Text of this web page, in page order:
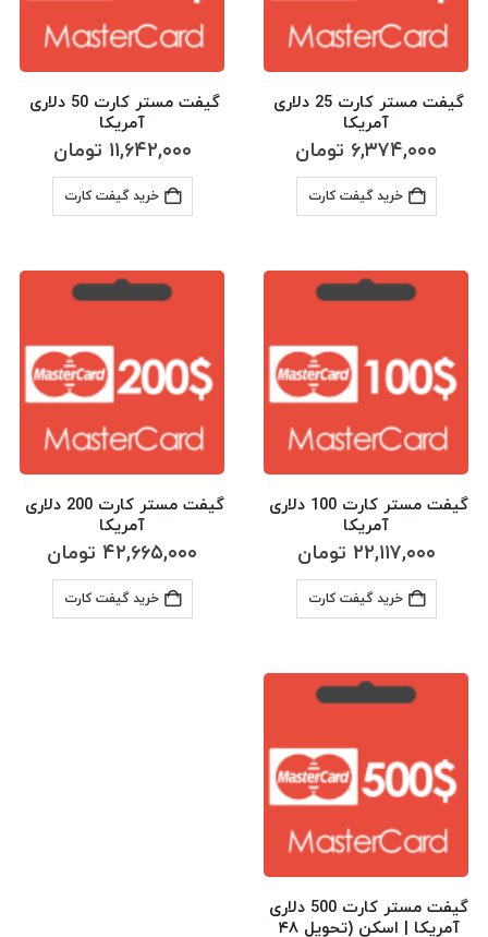
گیفت مستر کارت 25 دلاری
آمریکا
۶,۳۷۴,۰۰۰ تومان
خرید گیفت کارت
گیفت مستر کارت 50 دلاری
آمریکا
۱۱,۶۴۲,۰۰۰ تومان
خرید گیفت کارت
گیفت مستر کارت 100 دلاری
آمریکا
۲۲,۱۱۷,۰۰۰ تومان
خرید گیفت کارت
گیفت مستر کارت 200 دلاری
آمریکا
۴۲,۶۶۵,۰۰۰ تومان
خرید گیفت کارت
گیفت مستر کارت 500 دلاری